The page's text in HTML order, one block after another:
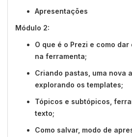
Apresentações
Módulo 2:
O que é o Prezi e como
na ferramenta;
Criando pastas, uma nova
explorando os templates;
Tópicos e subtópicos,
texto;
Como salvar, modo de